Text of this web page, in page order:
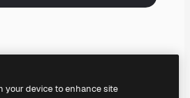
your device to enhance site